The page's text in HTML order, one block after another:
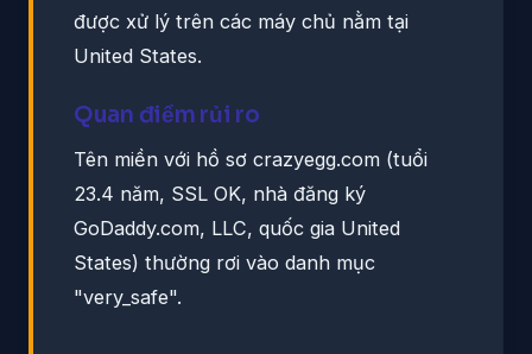
được xử lý trên các máy chủ nằm tại
United States.
Quan điểm rủi ro
Tên miền với hồ sơ crazyegg.com (tuổi
23.4 năm, SSL OK, nhà đăng ký
GoDaddy.com, LLC, quốc gia United
States) thường rơi vào danh mục
"very_safe".